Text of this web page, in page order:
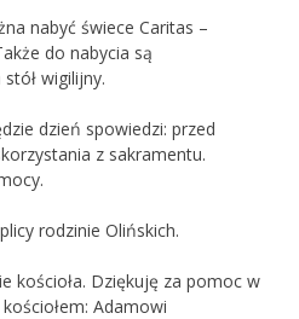
nabyć świece Caritas –
do nabycia są
wigilijny.
dzień spowiedzi: przed
z sakramentu.
rodzinie Olińskich.
kościoła. Dziękuję za pomoc w
Adamowi